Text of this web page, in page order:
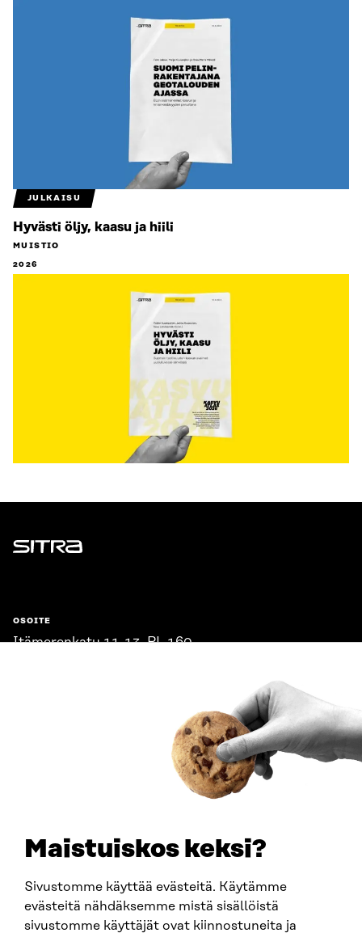
Maistuiskos keksi?
Sivustomme käyttää evästeitä. Käytämme
evästeitä nähdäksemme mistä sisällöistä
sivustomme käyttäjät ovat kiinnostuneita ja
JULKAISU
Hyvästi öljy, kaasu ja hiili
MUISTIO
2026
Sitra
OSOITE
Itämerenkatu 11-13, PL 160,
SITRA SOSIAALISESSA MEDIASSA